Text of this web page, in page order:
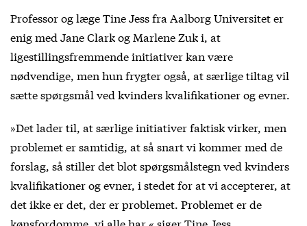
Professor og læge Tine Jess fra Aalborg Universitet er
enig med Jane Clark og Marlene Zuk i, at
ligestillingsfremmende initiativer kan være
nødvendige, men hun frygter også, at særlige tiltag vil
sætte spørgsmål ved kvinders kvalifikationer og evner.
»Det lader til, at særlige initiativer faktisk virker, men
problemet er samtidig, at så snart vi kommer med de
forslag, så stiller det blot spørgsmålstegn ved kvinders
kvalifikationer og evner, i stedet for at vi accepterer, at
det ikke er det, der er problemet. Problemet er de